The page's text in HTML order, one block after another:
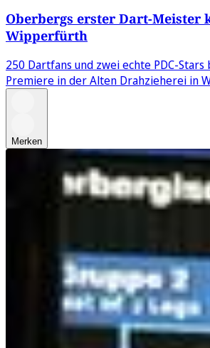
Oberbergs erster Dart-Meister
Wipperfürth
250 Dartfans und zwei echte PDC-
Premiere in der Alten Drahzieherei in
Merken